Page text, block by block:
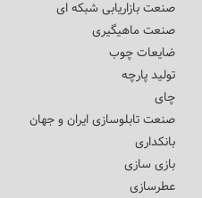
صنعت بازاریابی شبکه ای
صنعت ماهیگیری
ضایعات چوب
تولید پارچه
چای
صنعت تابلوسازی ایران و جهان
بانکداری
بازی سازی
عطرسازی